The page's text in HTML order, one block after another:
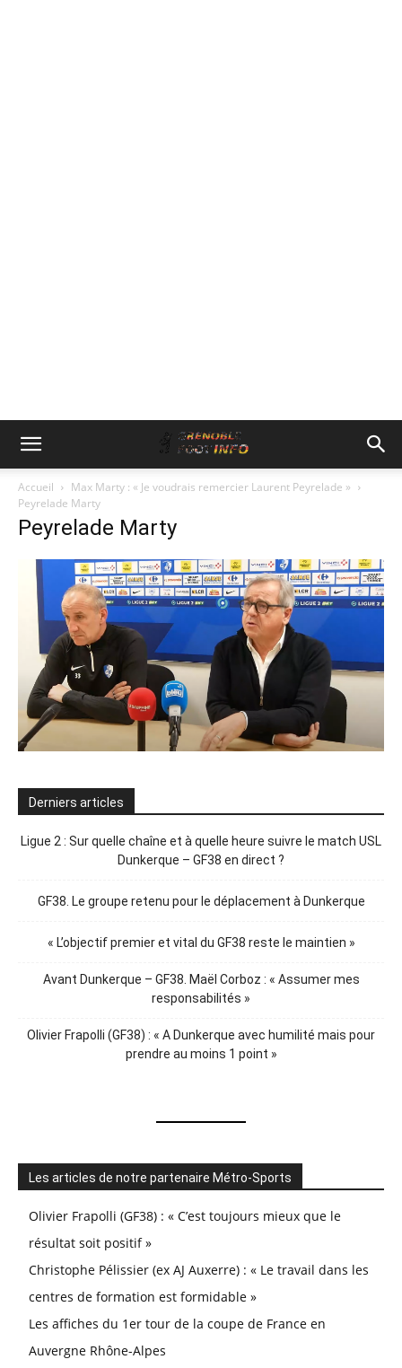
Accueil
Max Marty : « Je voudrais remercier Laurent Peyrelade »
Peyrelade Marty
Peyrelade Marty
Derniers articles
Ligue 2 : Sur quelle chaîne et à quelle heure suivre le match USL
Dunkerque – GF38 en direct ?
GF38. Le groupe retenu pour le déplacement à Dunkerque
« L’objectif premier et vital du GF38 reste le maintien »
Avant Dunkerque – GF38. Maël Corboz : « Assumer mes
responsabilités »
Olivier Frapolli (GF38) : « A Dunkerque avec humilité mais pour
prendre au moins 1 point »
Les articles de notre partenaire Métro-Sports
Olivier Frapolli (GF38) : « C’est toujours mieux que le
résultat soit positif »
Christophe Pélissier (ex AJ Auxerre) : « Le travail dans les
centres de formation est formidable »
Les affiches du 1er tour de la coupe de France en
Auvergne Rhône-Alpes